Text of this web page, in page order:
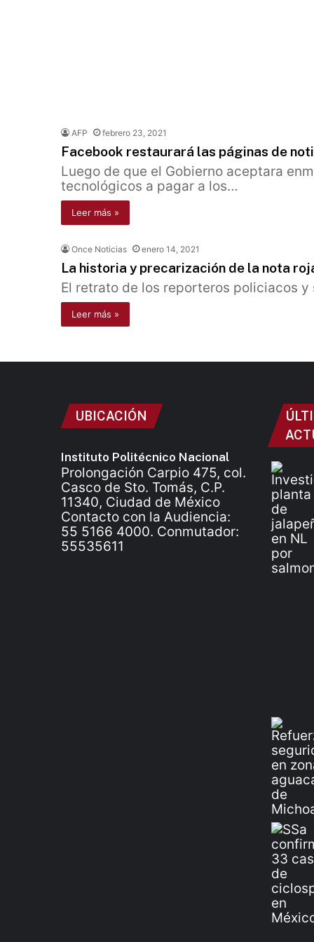
AFP febrero 23, 2021
Facebook restaurará las páginas de
Luego de que el Gobierno aceptara
tecnológicos a pagar a los…
Leer más »
Once Noticias enero 14, 2021
La historia y precarización de la nota
El retrato de los reporteros policiacos
Leer más »
UBICACIÓN
Instituto Politécnico Nacional
Prolongación Carpio 475, col.
Casco de Sto. Tomás, C.P.
11340, Ciudad de México
Contacto con la Audiencia:
55 5166 4000. Conmutador:
55535611